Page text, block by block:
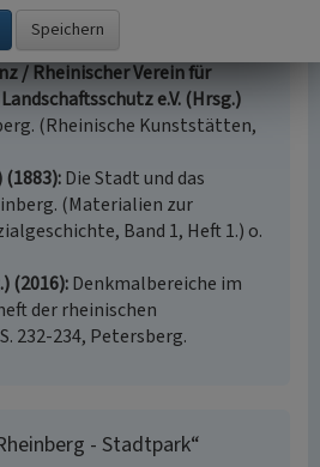
Fakultät der RWTH
/ Rheinischer Verein für
e.V. (Hrsg.)
(Rheinische Kunststätten,
(1883) Die Stadt und das
(Materialien zur
Band 1, Heft 1.) o.
(2016) Denkmalbereiche im
der rheinischen
232-234, Petersberg.
- Stadtpark“